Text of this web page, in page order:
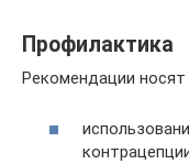
Профилактика
Рекомендации